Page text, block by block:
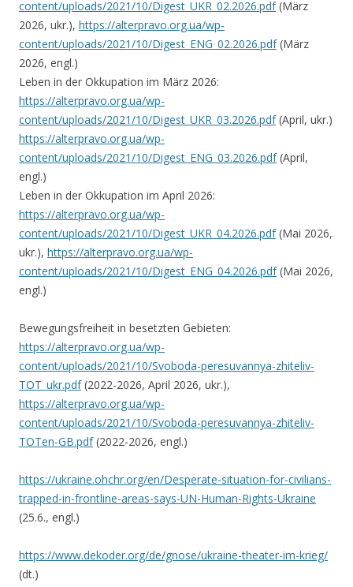
content/uploads/2021/10/Digest_UKR_02.2026.pdf(März
2026, ukr.), https://alterpravo.org.ua/wp-
content/uploads/2021/10/Digest_ENG_02.2026.pdf(März
2026, engl.)
Leben in der Okkupation im März 2026:
https://alterpravo.org.ua/wp-
content/uploads/2021/10/Digest_UKR_03.2026.pdf(April, ukr.)
https://alterpravo.org.ua/wp-
content/uploads/2021/10/Digest_ENG_03.2026.pdf(April,
engl.)
Leben in der Okkupation im April 2026:
https://alterpravo.org.ua/wp-
content/uploads/2021/10/Digest_UKR_04.2026.pdf(Mai 2026,
ukr.), https://alterpravo.org.ua/wp-
content/uploads/2021/10/Digest_ENG_04.2026.pdf(Mai 2026,
engl.)
Bewegungsfreiheit in besetzten Gebieten:
https://alterpravo.org.ua/wp-
content/uploads/2021/10/Svoboda-peresuvannya-zhiteliv-
TOT_ukr.pdf(2022-2026, April 2026, ukr.),
https://alterpravo.org.ua/wp-
content/uploads/2021/10/Svoboda-peresuvannya-zhiteliv-
TOTen-GB.pdf(2022-2026, engl.)
https://ukraine.ohchr.org/en/Desperate-situation-for-civilians-
trapped-in-frontline-areas-says-UN-Human-Rights-Ukraine
(25.6., engl.)
https://www.dekoder.org/de/gnose/ukraine-theater-im-krieg/
(dt.)